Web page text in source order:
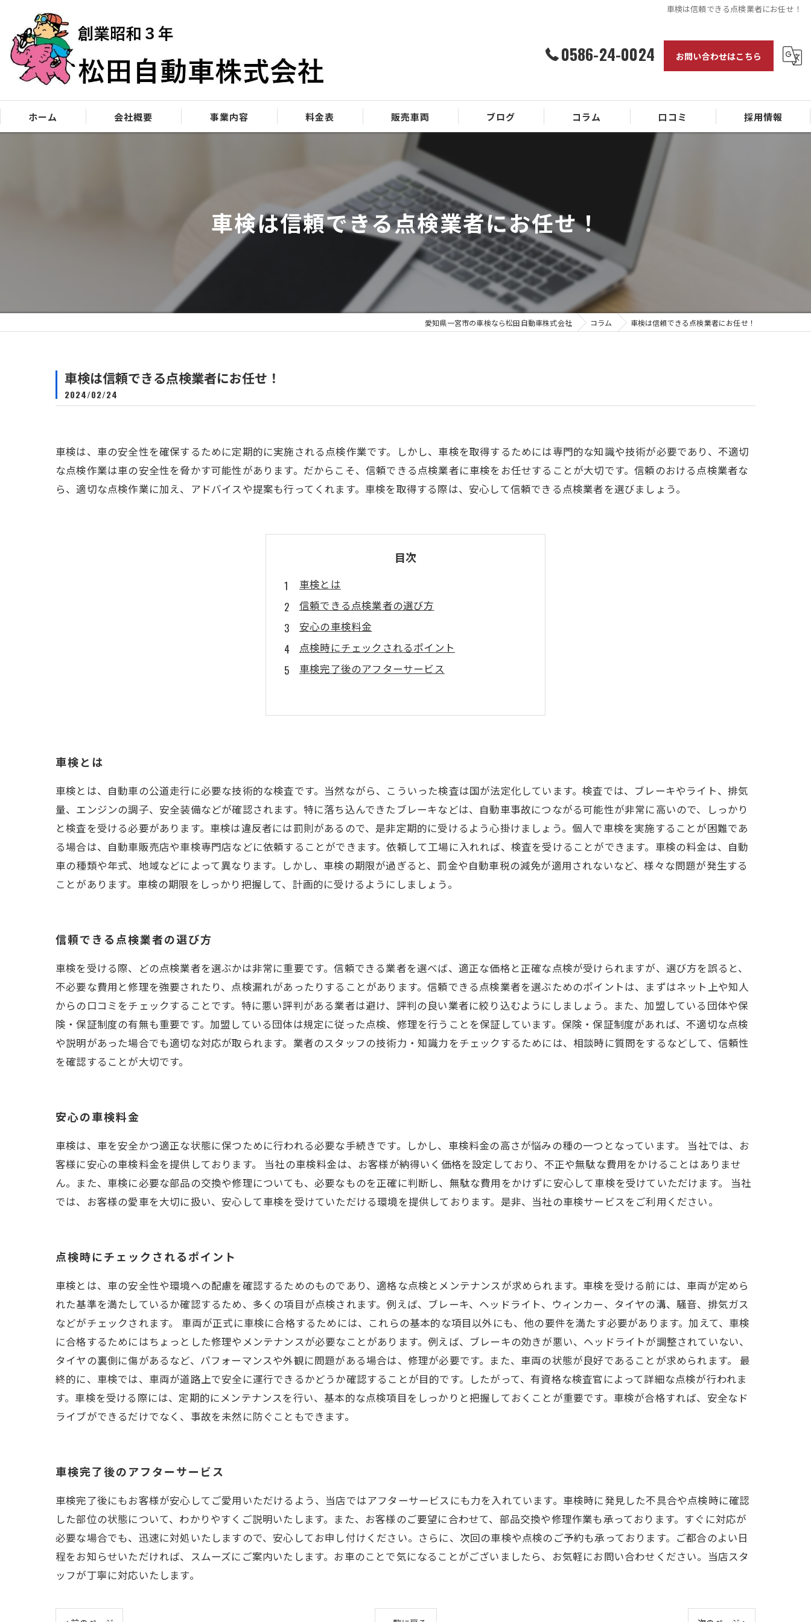
車検は信頼できる点検業者にお任せ！
0586-24-0024 お問い合わせはこちら
ホーム 会社概要 事業内容
自動車保険
料金表 販売車両 ブログ コラム 口コミ 採用情報
車検は信頼できる点検業者にお任せ！
愛知県一宮市の車検なら松田自動車株式会社 コラム 車検は信頼できる点検業者にお任せ！
車検は信頼できる点検業者にお任せ！
2024/02/24
車検は、車の安全性を確保するために定期的に実施される点検作業です。しかし、車検を取得するためには専門的な知識や技術が必要であり、不適切
な点検作業は車の安全性を脅かす可能性があります。だからこそ、信頼できる点検業者に車検をお任せすることが大切です。信頼のおける点検業者な
ら、適切な点検作業に加え、アドバイスや提案も行ってくれます。車検を取得する際は、安心して信頼できる点検業者を選びましょう。
目次
車検とは
信頼できる点検業者の選び方
安心の車検料金
点検時にチェックされるポイント
車検完了後のアフターサービス
車検とは
車検とは、自動車の公道走行に必要な技術的な検査です。当然ながら、こういった検査は国が法定化しています。検査では、ブレーキやライト、排気
量、エンジンの調子、安全装備などが確認されます。特に落ち込んできたブレーキなどは、自動車事故につながる可能性が非常に高いので、しっかり
と検査を受ける必要があります。車検は違反者には罰則があるので、是非定期的に受けるよう心掛けましょう。個人で車検を実施することが困難であ
る場合は、自動車販売店や車検専門店などに依頼することができます。依頼して工場に入れれば、検査を受けることができます。車検の料金は、自動
車の種類や年式、地域などによって異なります。しかし、車検の期限が過ぎると、罰金や自動車税の減免が適用されないなど、様々な問題が発生する
ことがあります。車検の期限をしっかり把握して、計画的に受けるようにしましょう。
信頼できる点検業者の選び方
車検を受ける際、どの点検業者を選ぶかは非常に重要です。信頼できる業者を選べば、適正な価格と正確な点検が受けられますが、選び方を誤ると、
不必要な費用と修理を強要されたり、点検漏れがあったりすることがあります。信頼できる点検業者を選ぶためのポイントは、まずはネット上や知人
からの口コミをチェックすることです。特に悪い評判がある業者は避け、評判の良い業者に絞り込むようにしましょう。また、加盟している団体や保
険・保証制度の有無も重要です。加盟している団体は規定に従った点検、修理を行うことを保証しています。保険・保証制度があれば、不適切な点検
や説明があった場合でも適切な対応が取られます。業者のスタッフの技術力・知識力をチェックするためには、相談時に質問をするなどして、信頼性
を確認することが大切です。
安心の車検料金
車検は、車を安全かつ適正な状態に保つために行われる必要な手続きです。しかし、車検料金の高さが悩みの種の一つとなっています。 当社では、お
客様に安心の車検料金を提供しております。 当社の車検料金は、お客様が納得いく価格を設定しており、不正や無駄な費用をかけることはありませ
ん。また、車検に必要な部品の交換や修理についても、必要なものを正確に判断し、無駄な費用をかけずに安心して車検を受けていただけます。 当社
では、お客様の愛車を大切に扱い、安心して車検を受けていただける環境を提供しております。是非、当社の車検サービスをご利用ください。
点検時にチェックされるポイント
車検とは、車の安全性や環境への配慮を確認するためのものであり、適格な点検とメンテナンスが求められます。車検を受ける前には、車両が定めら
れた基準を満たしているか確認するため、多くの項目が点検されます。例えば、ブレーキ、ヘッドライト、ウィンカー、タイヤの溝、騒音、排気ガス
などがチェックされます。 車両が正式に車検に合格するためには、これらの基本的な項目以外にも、他の要件を満たす必要があります。加えて、車検
に合格するためにはちょっとした修理やメンテナンスが必要なことがあります。例えば、ブレーキの効きが悪い、ヘッドライトが調整されていない、
タイヤの裏側に傷があるなど、パフォーマンスや外観に問題がある場合は、修理が必要です。また、車両の状態が良好であることが求められます。 最
終的に、車検では、車両が道路上で安全に運行できるかどうか確認することが目的です。したがって、有資格な検査官によって詳細な点検が行われま
す。車検を受ける際には、定期的にメンテナンスを行い、基本的な点検項目をしっかりと把握しておくことが重要です。車検が合格すれば、安全なド
ライブができるだけでなく、事故を未然に防ぐこともできます。
車検完了後のアフターサービス
車検完了後にもお客様が安心してご愛用いただけるよう、当店ではアフターサービスにも力を入れています。車検時に発見した不具合や点検時に確認
した部位の状態について、わかりやすくご説明いたします。また、お客様のご要望に合わせて、部品交換や修理作業も承っております。すぐに対応が
必要な場合でも、迅速に対処いたしますので、安心してお申し付けください。さらに、次回の車検や点検のご予約も承っております。ご都合のよい日
程をお知らせいただければ、スムーズにご案内いたします。お車のことで気になることがございましたら、お気軽にお問い合わせください。当店スタ
ッフが丁寧に対応いたします。